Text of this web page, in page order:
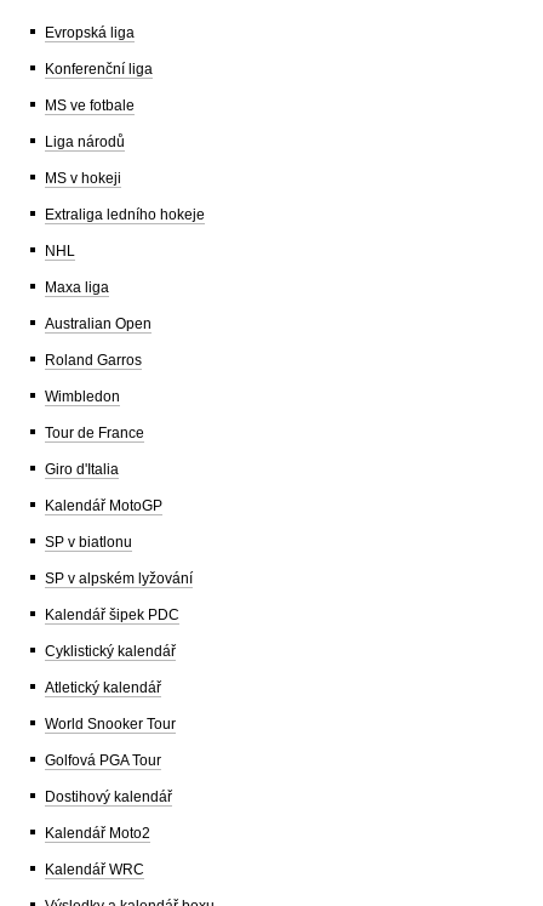
Evropská liga
Konferenční liga
MS ve fotbale
Liga národů
MS v hokeji
Extraliga ledního hokeje
NHL
Maxa liga
Australian Open
Roland Garros
Wimbledon
Tour de France
Giro d'Italia
Kalendář MotoGP
SP v biatlonu
SP v alpském lyžování
Kalendář šipek PDC
Cyklistický kalendář
Atletický kalendář
World Snooker Tour
Golfová PGA Tour
Dostihový kalendář
Kalendář Moto2
Kalendář WRC